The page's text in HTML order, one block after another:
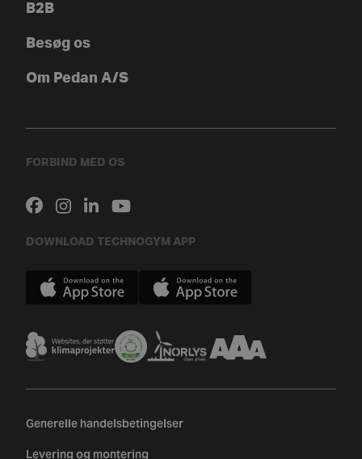
B2B
Besøg os
Om Pedan A/S
FORBIND MED OS
DOWNLOAD TECHNOGYM APP
Generelle handelsbetingelser
Levering og montering